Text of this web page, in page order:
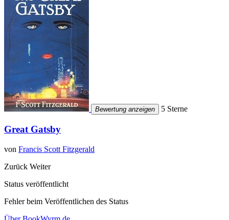
Bewertung anzeigen 5 Sterne
Great Gatsby
von Francis Scott Fitzgerald
Zurück Weiter
Status veröffentlicht
Fehler beim Veröffentlichen des Status